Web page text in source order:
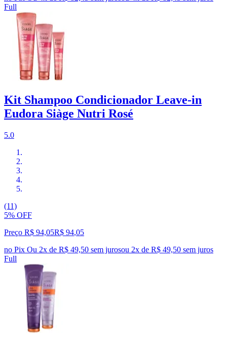
Full
Kit Shampoo Condicionador Leave-in
Eudora Siàge Nutri Rosé
5.0
(11)
5% OFF
Preço R$ 94,05R$ 94,05
no Pix Ou 2x de R$ 49,50 sem jurosou 2x de R$ 49,50 sem juros
Full